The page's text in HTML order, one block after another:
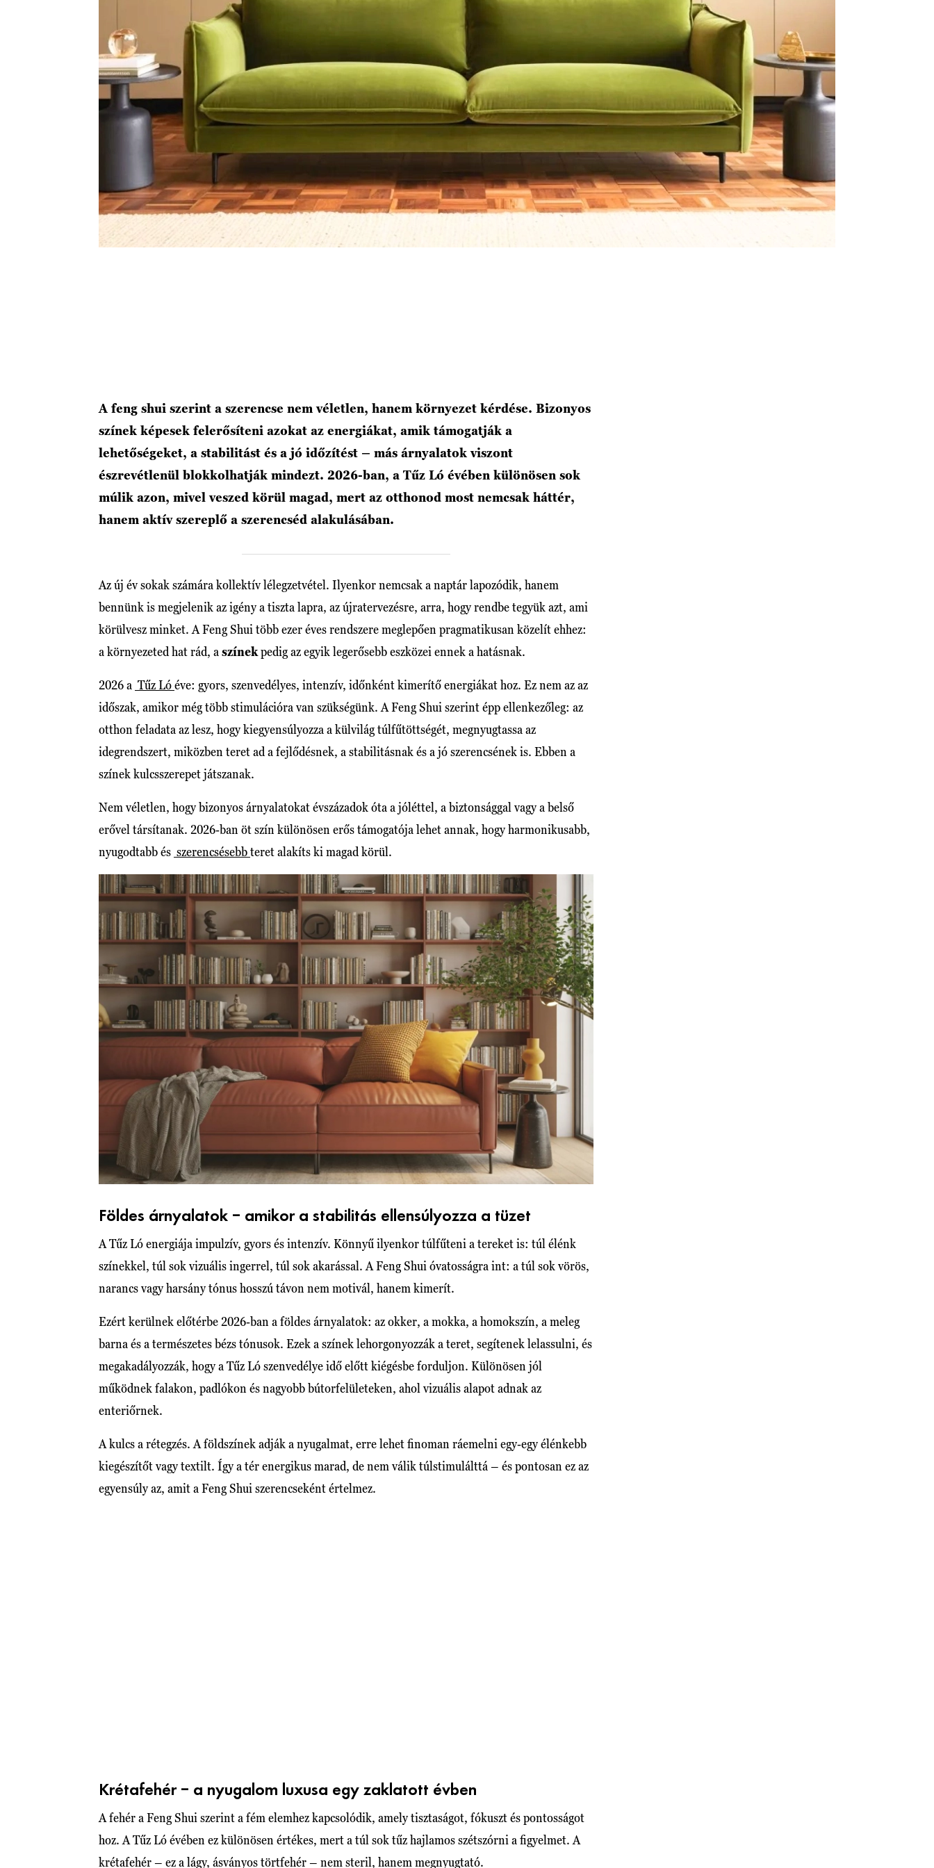
A feng shui szerint a szerencse nem véletlen, hanem környezet kérdése. Bizonyos
színek képesek felerősíteni azokat az energiákat, amik támogatják a
lehetőségeket, a stabilitást és a jó időzítést – más árnyalatok viszont
észrevétlenül blokkolhatják mindezt. 2026-ban, a Tűz Ló évében különösen sok
múlik azon, mivel veszed körül magad, mert az otthonod most nemcsak háttér,
hanem aktív szereplő a szerencséd alakulásában.
Az új év sokak számára kollektív lélegzetvétel. Ilyenkor nemcsak a naptár lapozódik, hanem
bennünk is megjelenik az igény a tiszta lapra, az újratervezésre, arra, hogy rendbe tegyük azt, ami
körülvesz minket. A Feng Shui több ezer éves rendszere meglepően pragmatikusan közelít ehhez:
a környezeted hat rád, a színekpedig az egyik legerősebb eszközei ennek a hatásnak.
2026 a Tűz Lóéve: gyors, szenvedélyes, intenzív, időnként kimerítő energiákat hoz. Ez nem az az
időszak, amikor még több stimulációra van szükségünk. A Feng Shui szerint épp ellenkezőleg: az
otthon feladata az lesz, hogy kiegyensúlyozza a külvilág túlfűtöttségét, megnyugtassa az
idegrendszert, miközben teret ad a fejlődésnek, a stabilitásnak és a jó szerencsének is. Ebben a
színek kulcsszerepet játszanak.
Nem véletlen, hogy bizonyos árnyalatokat évszázadok óta a jóléttel, a biztonsággal vagy a belső
erővel társítanak. 2026-ban öt szín különösen erős támogatója lehet annak, hogy harmonikusabb,
nyugodtabb és szerencsésebbteret alakíts ki magad körül.
Földes árnyalatok – amikor a stabilitás ellensúlyozza a tüzet
A Tűz Ló energiája impulzív, gyors és intenzív. Könnyű ilyenkor túlfűteni a tereket is: túl élénk
színekkel, túl sok vizuális ingerrel, túl sok akarással. A Feng Shui óvatosságra int: a túl sok vörös,
narancs vagy harsány tónus hosszú távon nem motivál, hanem kimerít.
Ezért kerülnek előtérbe 2026-ban a földes árnyalatok: az okker, a mokka, a homokszín, a meleg
barna és a természetes bézs tónusok. Ezek a színek lehorgonyozzák a teret, segítenek lelassulni, és
megakadályozzák, hogy a Tűz Ló szenvedélye idő előtt kiégésbe forduljon. Különösen jól
működnek falakon, padlókon és nagyobb bútorfelületeken, ahol vizuális alapot adnak az
enteriőrnek.
A kulcs a rétegzés. A földszínek adják a nyugalmat, erre lehet finoman ráemelni egy-egy élénkebb
kiegészítőt vagy textilt. Így a tér energikus marad, de nem válik túlstimulálttá – és pontosan ez az
egyensúly az, amit a Feng Shui szerencseként értelmez.
Krétafehér – a nyugalom luxusa egy zaklatott évben
A fehér a Feng Shui szerint a fém elemhez kapcsolódik, amely tisztaságot, fókuszt és pontosságot
hoz. A Tűz Ló évében ez különösen értékes, mert a túl sok tűz hajlamos szétszórni a figyelmet. A
krétafehér – ez a lágy, ásványos törtfehér – nem steril, hanem megnyugtató.